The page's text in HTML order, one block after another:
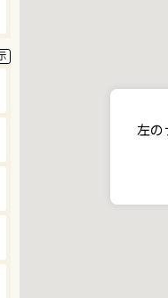
左の